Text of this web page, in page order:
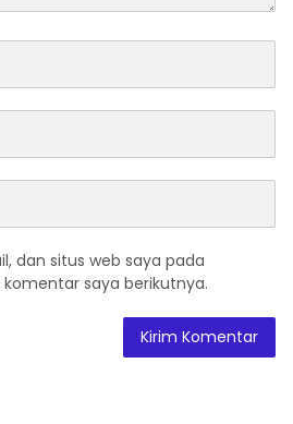
dan situs web saya pada
saya berikutnya.